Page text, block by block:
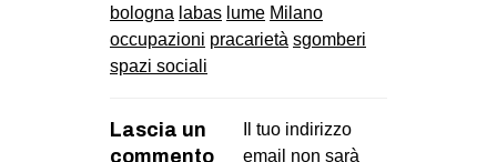
bologna labas lume Milano
occupazioni pracarietà sgomberi
spazi sociali
Lascia un
commento
Il tuo indirizzo
email non sarà